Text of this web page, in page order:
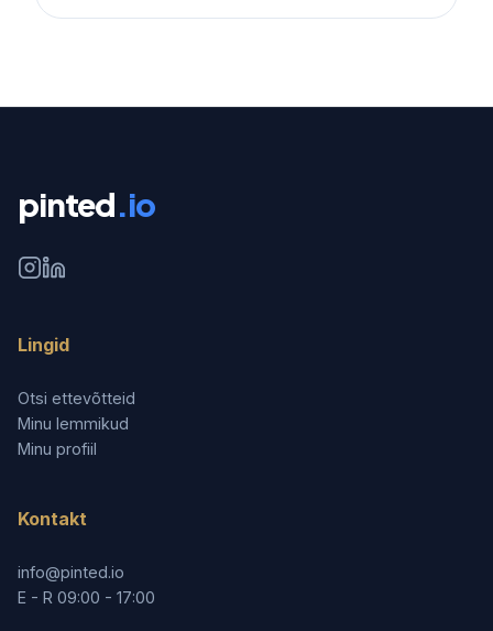
pinted.io
Lingid
Otsi ettevõtteid
Minu lemmikud
Minu profiil
Kontakt
info@pinted.io
E - R 09:00 - 17:00